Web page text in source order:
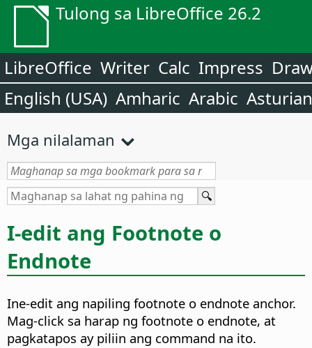
Tulong sa LibreOffice 26.2
LibreOffice Writer Calc Impress
English (USA) Amharic Arabic Asturian
Mga nilalaman
I-edit ang Footnote o
Endnote
Ine-edit ang napiling footnote o endnote anchor.
Mag-click sa harap ng footnote o endnote, at
pagkatapos ay piliin ang command na ito.